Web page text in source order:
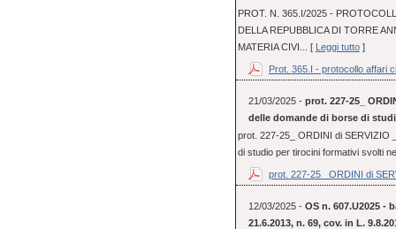
PROT. N. 365.I/2025 -
DELLA REPUBBLICA DI TORRE
MATERIA CIVI... [ Leggi tutto]
Prot. 365.I - protocollo affari
21/03/2025 - prot. 227-25_
delle domande di borse di
prot. 227-25_ ORDINI di SERVIZIO
di studio per tirocini formativi svolti
prot. 227-25_ ORDINI di
12/03/2025 - OS n. 607.U2025 -
21.6.2013, n. 69, cov. in L.